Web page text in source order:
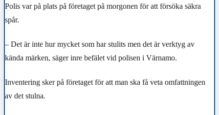
Polis var på plats på företaget på morgonen för att försöka säkra
spår.
– Det är inte hur mycket som har stulits men det är verktyg av
kända märken, säger inre befälet vid polisen i Värnamo.
Inventering sker på företaget för att man ska få veta omfattningen
av det stulna.